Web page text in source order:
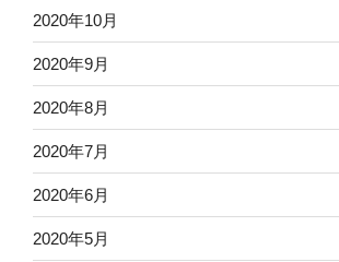
2020年10月
2020年9月
2020年8月
2020年7月
2020年6月
2020年5月